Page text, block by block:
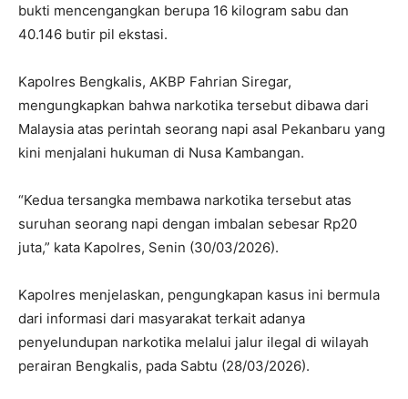
bukti mencengangkan berupa 16 kilogram sabu dan
40.146 butir pil ekstasi.
Kapolres Bengkalis, AKBP Fahrian Siregar,
mengungkapkan bahwa narkotika tersebut dibawa dari
Malaysia atas perintah seorang napi asal Pekanbaru yang
kini menjalani hukuman di Nusa Kambangan.
“Kedua tersangka membawa narkotika tersebut atas
suruhan seorang napi dengan imbalan sebesar Rp20
juta,” kata Kapolres, Senin (30/03/2026).
Kapolres menjelaskan, pengungkapan kasus ini bermula
dari informasi dari masyarakat terkait adanya
penyelundupan narkotika melalui jalur ilegal di wilayah
perairan Bengkalis, pada Sabtu (28/03/2026).